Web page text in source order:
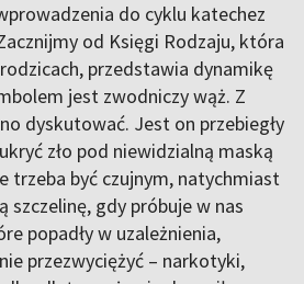
do cyklu katechez
od Księgi Rodzaju, która
przedstawia dynamikę
jest zwodniczy wąż. Z
dyskutować. Jest on przebiegły
zło pod niewidzialną maską
trzeba być czujnym, natychmiast
szczelinę, gdy próbuje w nas
popadły w uzależnienia,
przezwyciężyć – narkotyki,